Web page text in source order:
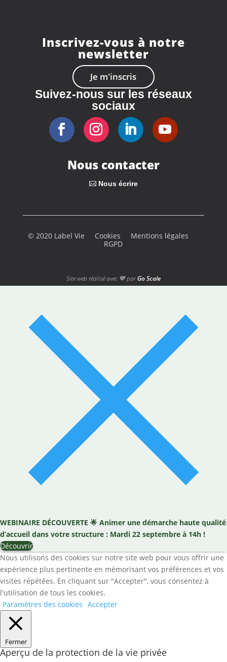
Inscrivez-vous à notre
newsletter
Je m'inscris
Suivez-nous sur les réseaux
sociaux
Nous contacter
Nous écrire
© 2020 Label Vie Cookies
Mentions légales
RGPD
Site web réalisé avec 💙 parGo Scale
WEBINAIRE DÉCOUVERTE 🌟 Animer une démarche haute qualité
d’accueil dans votre structure : Mardi 22 septembre à 14h !
Découvrir
Nous utilisons des cookies sur notre site web pour vous offrir une
expérience plus pertinente en mémorisant vos préférences et vos
visites répétées. En cliquant sur "Accepter", vous consentez à
l'utilisation de tous les cookies.
Paramètres des cookies Accepter
Fermer
Aperçu de la protection de la vie privée